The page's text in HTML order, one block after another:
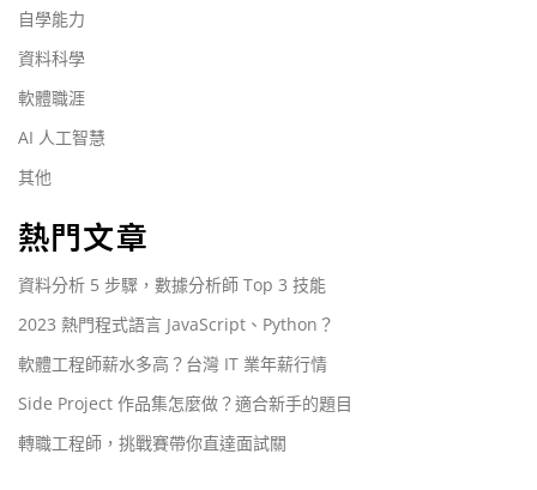
自學能力
資料科學
軟體職涯
AI 人工智慧
其他
熱門文章
資料分析 5 步驟，數據分析師 Top 3 技能
2023 熱門程式語言 JavaScript、Python？
軟體工程師薪水多高？台灣 IT 業年薪行情
Side Project 作品集怎麼做？適合新手的題目
轉職工程師，挑戰賽帶你直達面試關